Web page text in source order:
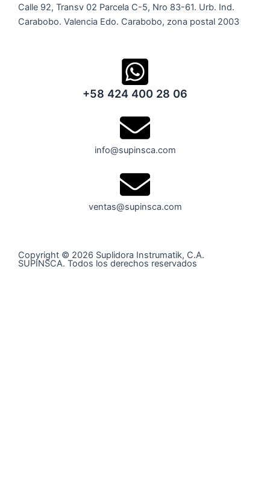
Calle 92, Transv 02 Parcela C-5, Nro 83-61. Urb. Ind.
Carabobo. Valencia Edo. Carabobo, zona postal 2003
+58 424 400 28 06
info@supinsca.com
ventas@supinsca.com
Copyright © 2026 Suplidora Instrumatik, C.A.
SUPINSCA. Todos los derechos reservados